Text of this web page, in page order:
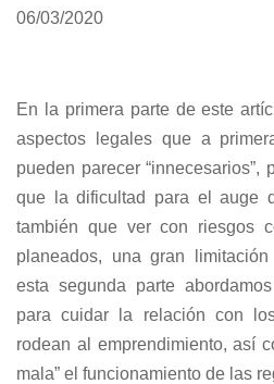
06/03/2020
En la primera parte de este
aspectos legales que a
pueden parecer “innecesarios”,
que la dificultad para el auge
también que ver con riesgos
planeados, una gran
esta segunda parte
para cuidar la relación con
rodean al emprendimiento, así
mala” el funcionamiento de las